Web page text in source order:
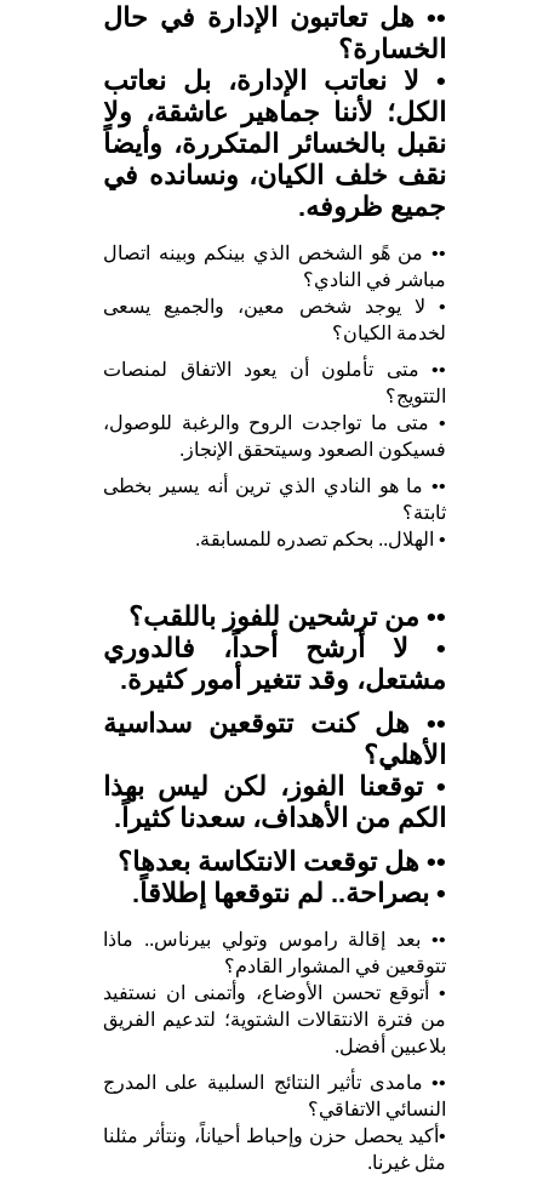
•• هل تعاتبون الإدارة في حال
الخسارة؟
• لا نعاتب الإدارة، بل نعاتب
الكل؛ لأننا جماهير عاشقة، ولا
نقبل بالخسائر المتكررة، وأيضاً
نقف خلف الكيان، ونسانده في
جميع ظروفه.
•• من هًو الشخص الذي بينكم وبينه اتصال
مباشر في النادي؟
• لا يوجد شخص معين، والجميع يسعى
لخدمة الكيان؟
•• متى تأملون أن يعود الاتفاق لمنصات
التتويج؟
• متى ما تواجدت الروح والرغبة للوصول،
فسيكون الصعود وسيتحقق الإنجاز.
•• ما هو النادي الذي ترين أنه يسير بخطى
ثابتة؟
• الهلال.. بحكم تصدره للمسابقة.
•• من ترشحين للفوز باللقب؟
• لا أرشح أحداً، فالدوري
مشتعل، وقد تتغير أمور كثيرة.
•• هل كنت تتوقعين سداسية
الأهلي؟
• توقعنا الفوز، لكن ليس بهذا
الكم من الأهداف، سعدنا كثيراً.
•• هل توقعت الانتكاسة بعدها؟
• بصراحة.. لم نتوقعها إطلاقاً.
•• بعد إقالة راموس وتولي بيرناس.. ماذا
تتوقعين في المشوار القادم؟
• أتوقع تحسن الأوضاع، وأتمنى ان نستفيد
من فترة الانتقالات الشتوية؛ لتدعيم الفريق
بلاعبين أفضل.
•• مامدى تأثير النتائج السلبية على المدرج
النسائي الاتفاقي؟
•أكيد يحصل حزن وإحباط أحياناً، ونتأثر مثلنا
مثل غيرنا.